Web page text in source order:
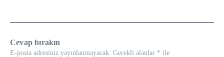
Cevap bırakın
E-posta adresiniz yayınlanmayacak. Gerekli alanlar * ile